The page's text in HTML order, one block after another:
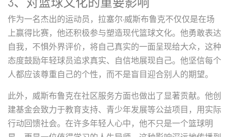
作为一名杰出的运动员，拉塞尔·威斯布鲁克不仅仅是在场
上赢得比赛，他还积极参与塑造现代篮球文化。他勇敢表达
自我，不惧外界评价，将自己真实的一面呈现给大众，这种
态度鼓励年轻球员追求真实、自信地展现自己。他坚信每个
人都应该尊重自己的个性，而不是盲目迎合别人的期望。
此外，威斯布鲁克在社区服务方面也做出了显著贡献。他创
建基金会致力于教育支持、青少年发展等公益项目，用实际
行动回馈社会。在许多年轻人心中，他不只是一个篮球明